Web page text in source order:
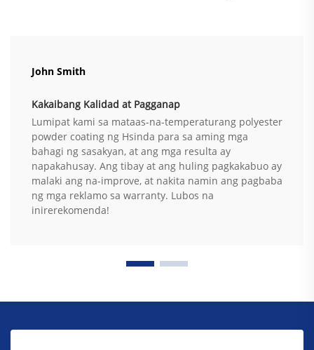
John Smith
Kakaibang Kalidad at Pagganap
Lumipat kami sa mataas-na-temperaturang polyester
powder coating ng Hsinda para sa aming mga
bahagi ng sasakyan, at ang mga resulta ay
napakahusay. Ang tibay at ang huling pagkakabuo ay
malaki ang na-improve, at nakita namin ang pagbaba
ng mga reklamo sa warranty. Lubos na
inirerekomenda!